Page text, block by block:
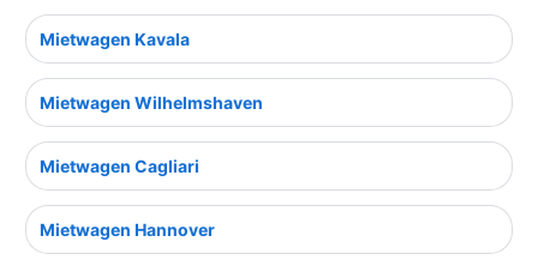
Mietwagen Kavala
Mietwagen Wilhelmshaven
Mietwagen Cagliari
Mietwagen Hannover